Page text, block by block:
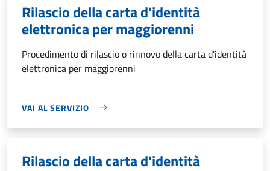
Rilascio della carta d'identità
elettronica per maggiorenni
Procedimento di rilascio o rinnovo della carta d'identità
elettronica per maggiorenni
VAI AL SERVIZIO
Rilascio della carta d'identità